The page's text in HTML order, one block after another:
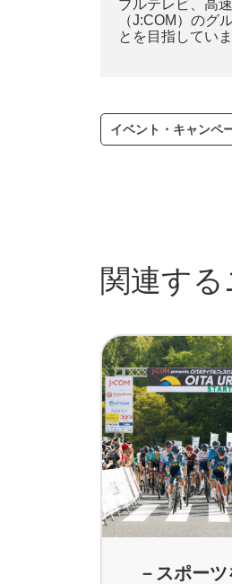
ブルテレビ、高
（J:COM）のグ
とを目指していま
イベント・キャンペ
関連す
－スポー